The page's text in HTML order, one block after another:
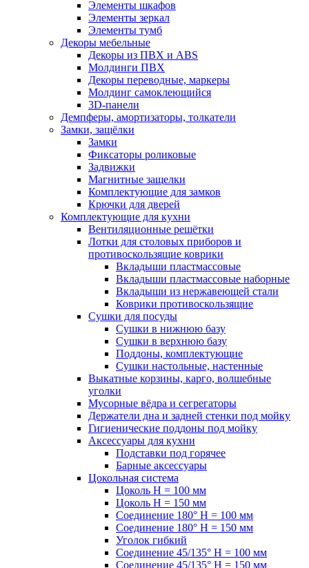
Элементы шкафов
Элементы зеркал
Элементы тумб
Декоры мебельные
Декоры из ПВХ и ABS
Молдинги ПВХ
Декоры переводные, маркеры
Молдинг самоклеющийся
3D-панели
Демпферы, амортизаторы, толкатели
Замки, защёлки
Замки
Фиксаторы роликовые
Задвижки
Магнитные защелки
Комплектующие для замков
Крючки для дверей
Комплектующие для кухни
Вентиляционные решётки
Лотки для столовых приборов и
противоскользящие коврики
Вкладыши пластмассовые
Вкладыши пластмассовые наборные
Вкладыши из нержавеющей стали
Коврики противоскользящие
Сушки для посуды
Сушки в нижнюю базу
Сушки в верхнюю базу
Поддоны, комплектующие
Сушки настольные, настенные
Выкатные корзины, карго, волшебные
уголки
Мусорные вёдра и сегрегаторы
Держатели дна и задней стенки под мойку
Гигиенические поддоны под мойку
Аксессуары для кухни
Подставки под горячее
Барные аксессуары
Цокольная система
Цоколь H = 100 мм
Цоколь H = 150 мм
Соединение 180° H = 100 мм
Соединение 180° H = 150 мм
Уголок гибкий
Соединение 45/135° H = 100 мм
Соединение 45/135° H = 150 мм